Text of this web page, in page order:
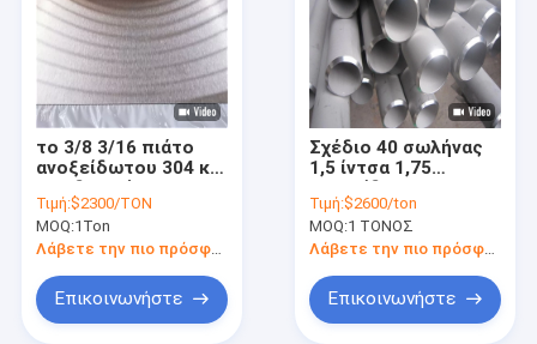
το 3/8 3/16 πιάτο
ανοξείδωτου 304 και
10MM 6mm 14 φύλλο
ανοξείδωτου GA
18Ga
Τιμή:$2300/TON
MOQ:1Ton
Λάβετε την πιο πρόσφατη τιμή
Επικοινωνήστε
Σχέδιο 40 σωλήνας
1,5 ίντσα 1,75
σωλήνωση
εξάτμισης
ανοξείδωτου καυτή -
Τιμή:$2600/ton
MOQ:1 ΤΟΝΟΣ
Λάβετε την πιο πρόσφατη τιμή
Επικοινωνήστε